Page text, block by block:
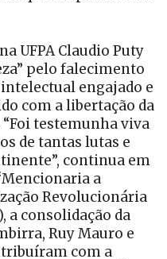
UFPA Claudio Puty
pelo falecimento
engajado e
com a libertação da
testemunha viva
de tantas lutas e
continua em
a
Revolucionária
a consolidação da
Ruy Mauro e
com a